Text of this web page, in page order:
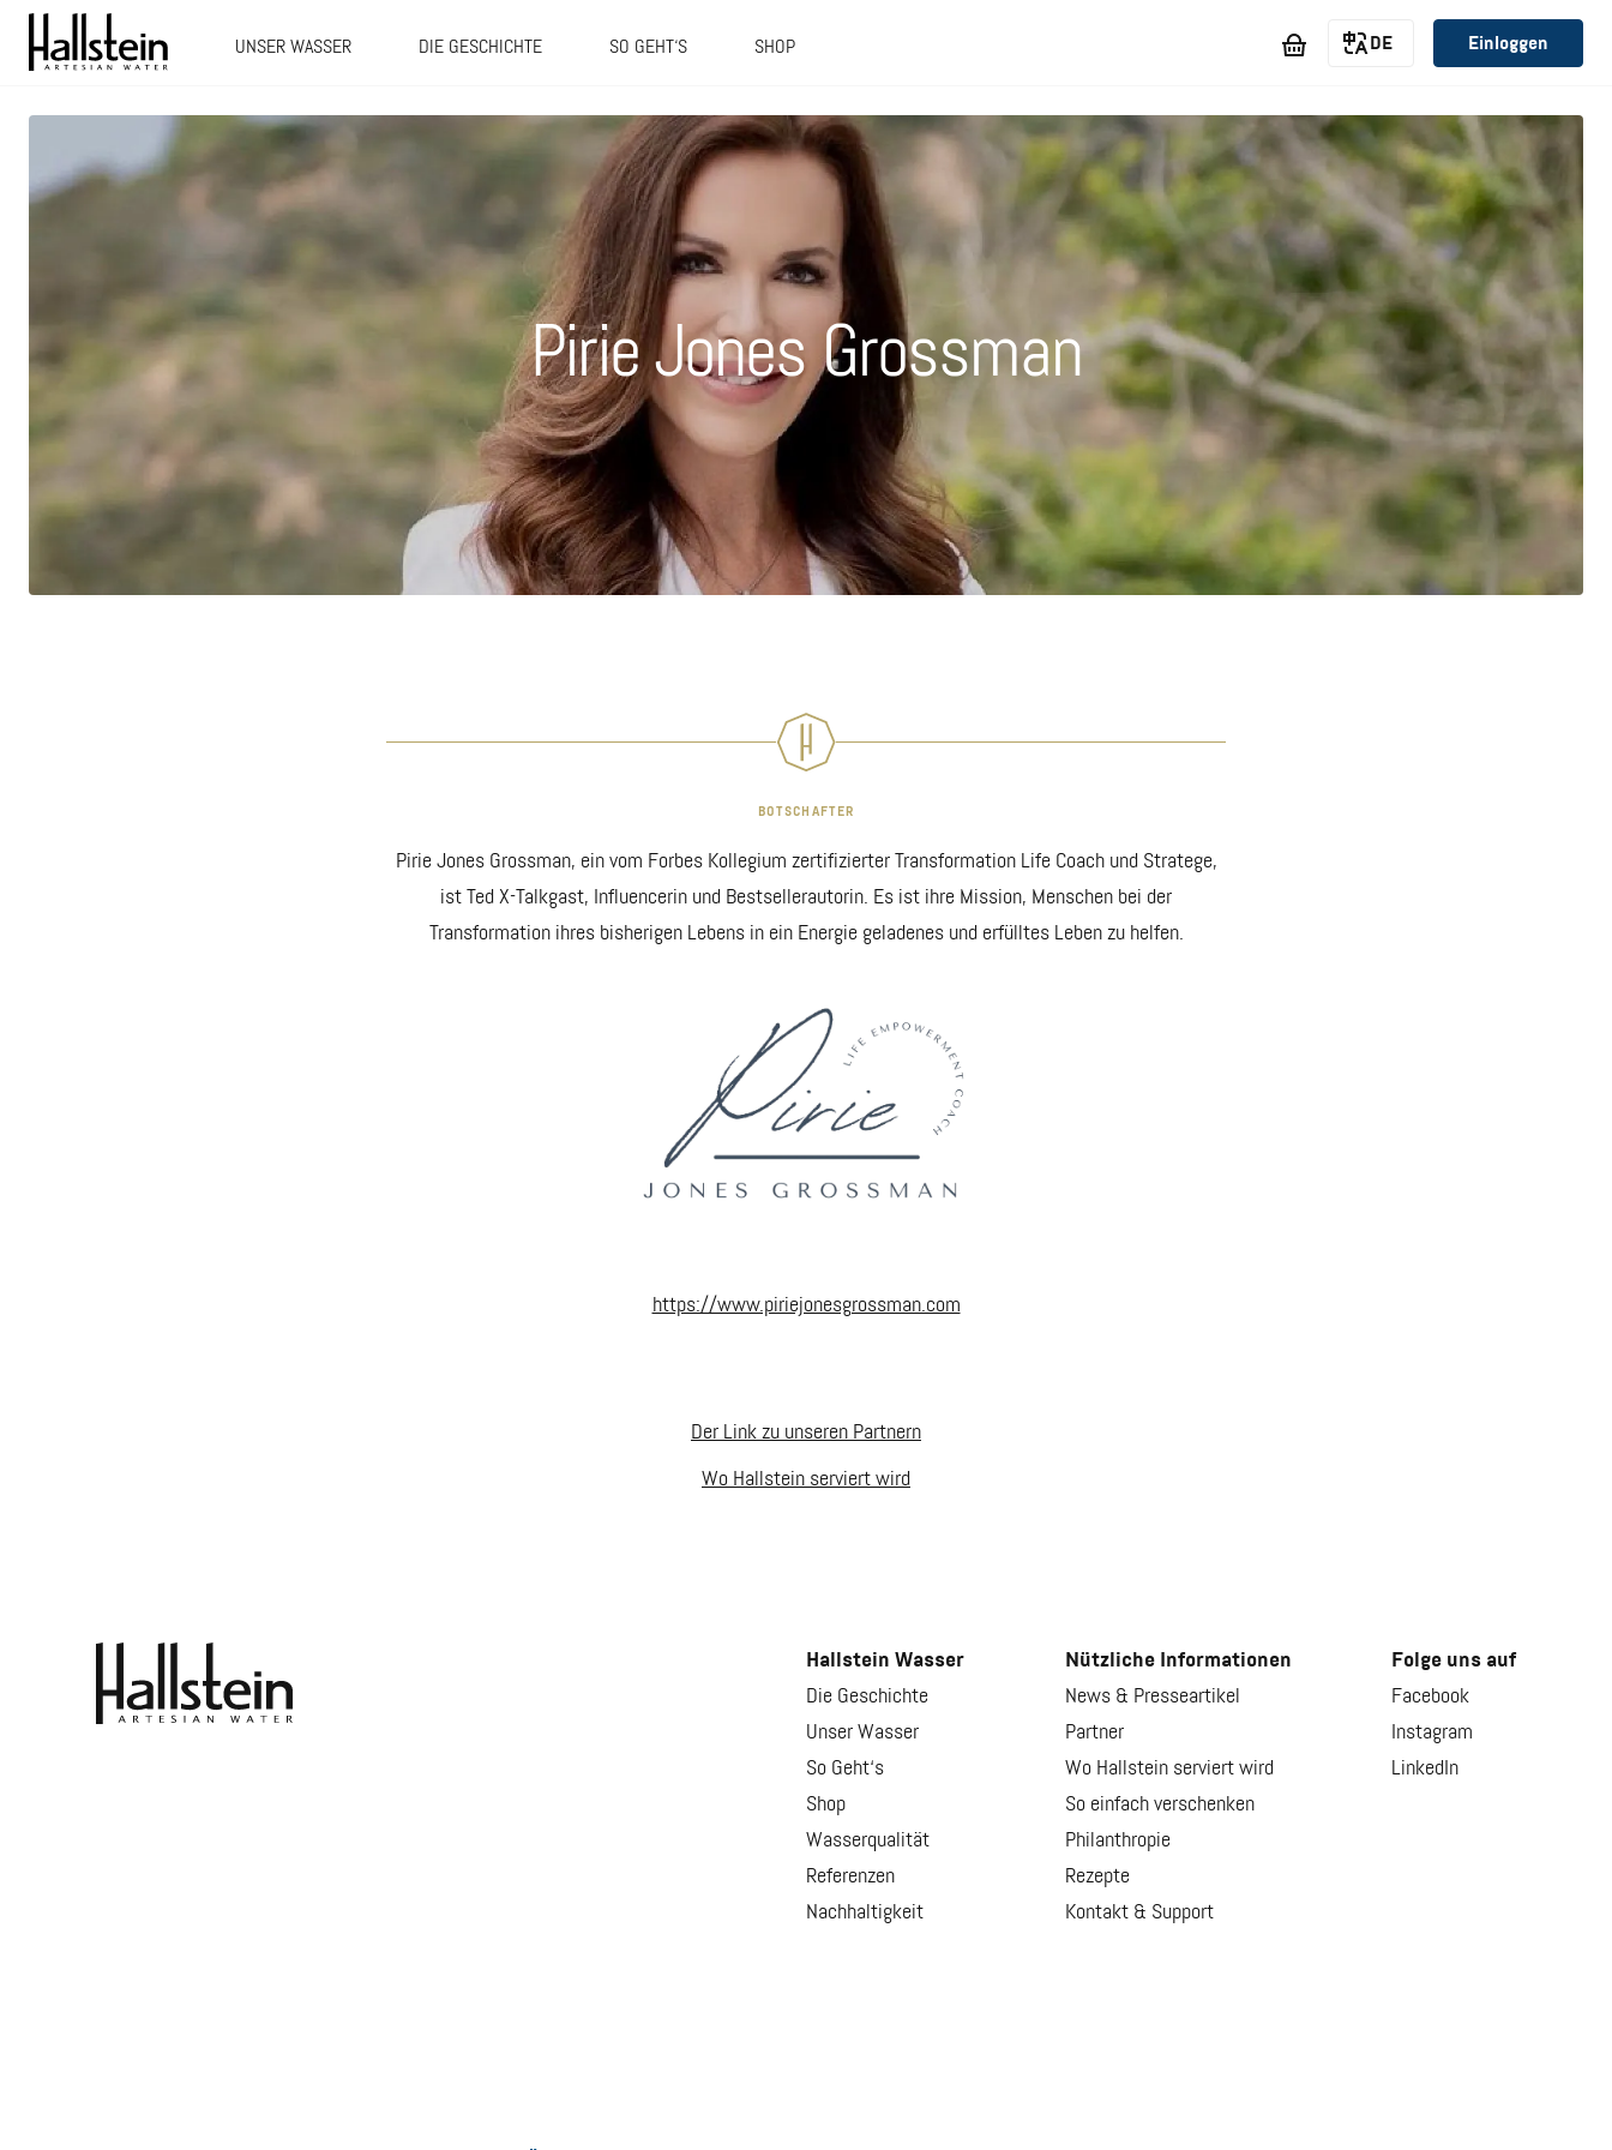
UNSER WASSER DIE GESCHICHTE SO GEHT‘S SHOP DE Einloggen
Pirie Jones Grossman
BOTSCHAFTER
Pirie Jones Grossman, ein vom Forbes Kollegium zertifizierter Transformation Life Coach und Stratege,
ist Ted X-Talkgast, Influencerin und Bestsellerautorin. Es ist ihre Mission, Menschen bei der
Transformation ihres bisherigen Lebens in ein Energie geladenes und erfülltes Leben zu helfen.
https://www.piriejonesgrossman.com
Der Link zu unseren Partnern
Wo Hallstein serviert wird
Hallstein Wasser
Die Geschichte
Unser Wasser
So Geht‘s
Shop
Wasserqualität
Referenzen
Nachhaltigkeit
Nützliche Informationen
News & Presseartikel
Partner
Wo Hallstein serviert wird
So einfach verschenken
Philanthropie
Rezepte
Kontakt & Support
Folge uns auf
Facebook
Instagram
LinkedIn